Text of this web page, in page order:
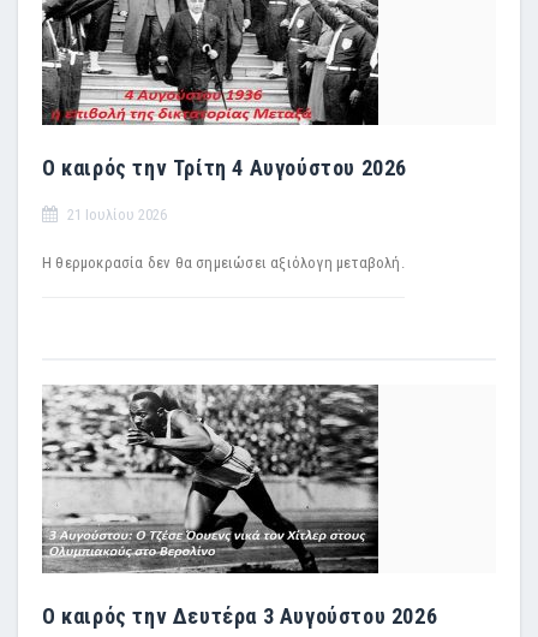
Ο καιρός την Τρίτη 4 Αυγούστου 2026
21 Ιουλίου 2026
Η θερμοκρασία δεν θα σημειώσει αξιόλογη μεταβολή.
Ο καιρός την Δευτέρα 3 Αυγούστου 2026